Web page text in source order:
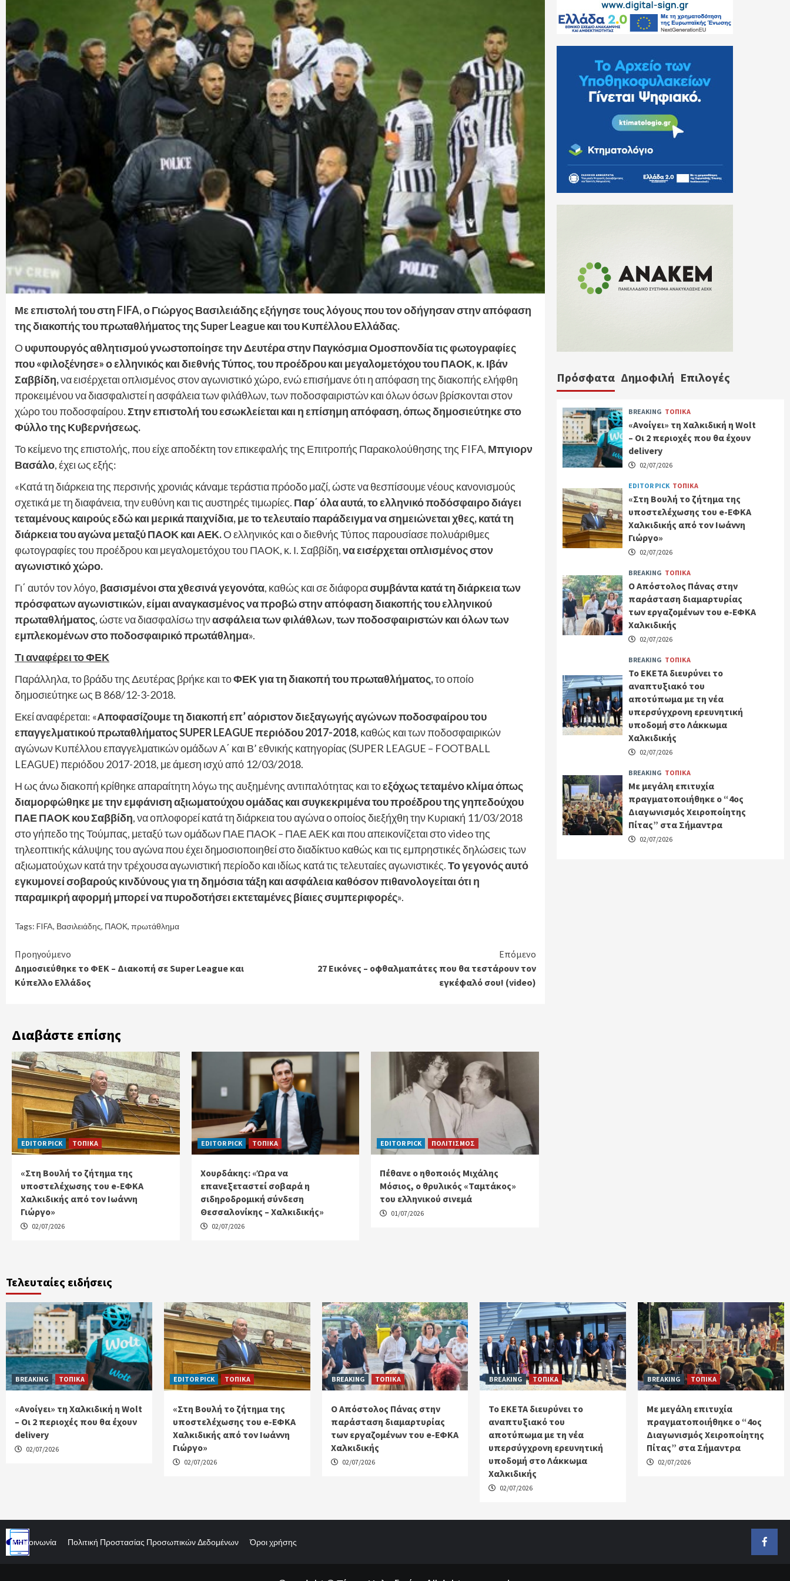
Με επιστολή του στη FIFA, ο Γιώργος Βασιλειάδης εξήγησε τους λόγους που τον οδήγησαν στην απόφαση
της διακοπής του πρωταθλήματος της Super League και του Κυπέλλου Ελλάδας.
Ο υφυπουργός αθλητισμού γνωστοποίησε την Δευτέρα στην Παγκόσμια Ομοσπονδία τις φωτογραφίες
που «φιλοξένησε» ο ελληνικός και διεθνής Τύπος, του προέδρου και μεγαλομετόχου του ΠΑΟΚ, κ. Ιβάν
Σαββίδη,να εισέρχεται οπλισμένος στον αγωνιστικό χώρο, ενώ επισήμανε ότι η απόφαση της διακοπής ελήφθη
προκειμένου να διασφαλιστεί η ασφάλεια των φιλάθλων, των ποδοσφαιριστών και όλων όσων βρίσκονται στον
χώρο του ποδοσφαίρου.Στην επιστολή του εσωκλείεται και η επίσημη απόφαση, όπως δημοσιεύτηκε στο
Φύλλο της Κυβερνήσεως.
Το κείμενο της επιστολής, που είχε αποδέκτη τον επικεφαλής της Επιτροπής Παρακολούθησης της FIFA, Μπγιορν
Βασάλο, έχει ως εξής:
«Κατά τη διάρκεια της περσινής χρονιάς κάναμε τεράστια πρόοδο μαζί, ώστε να θεσπίσουμε νέους κανονισμούς
σχετικά με τη διαφάνεια, την ευθύνη και τις αυστηρές τιμωρίες. Παρ΄ όλα αυτά, το ελληνικό ποδόσφαιρο διάγει
τεταμένους καιρούς εδώ και μερικά παιχνίδια, με το τελευταίο παράδειγμα να σημειώνεται χθες, κατά τη
διάρκεια του αγώνα μεταξύ ΠΑΟΚ και ΑΕΚ.Ο ελληνικός και ο διεθνής Τύπος παρουσίασε πολυάριθμες
φωτογραφίες του προέδρου και μεγαλομετόχου του ΠΑΟΚ, κ. Ι. Σαββίδη,να εισέρχεται οπλισμένος στον
αγωνιστικό χώρο.
Γι΄ αυτόν τον λόγο, βασισμένοι στα χθεσινά γεγονότα, καθώς και σε διάφορασυμβάντα κατά τη διάρκεια των
πρόσφατων αγωνιστικών, είμαι αναγκασμένος να προβώ στην απόφαση διακοπής του ελληνικού
πρωταθλήματος, ώστε να διασφαλίσω τηνασφάλεια των φιλάθλων, των ποδοσφαιριστών και όλων των
εμπλεκομένων στο ποδοσφαιρικό πρωτάθλημα».
Τι αναφέρει το ΦΕΚ
Παράλληλα, το βράδυ της Δευτέρας βρήκε και τοΦΕΚ για τη διακοπή του πρωταθλήματος,το οποίο
δημοσιεύτηκε ως Β 868/12-3-2018.
Εκεί αναφέρεται: «Αποφασίζουμε τη διακοπή επ’ αόριστον διεξαγωγής αγώνων ποδοσφαίρου του
επαγγελματικού πρωταθλήματος SUPER LEAGUE περιόδου 2017-2018,καθώς και των ποδοσφαιρικών
αγώνων Κυπέλλου επαγγελματικών ομάδων Α΄ και Β’ εθνικής κατηγορίας (SUPER LEAGUE – FOOTBALL
LEAGUE) περιόδου 2017-2018, με άμεση ισχύ από 12/03/2018.
Η ως άνω διακοπή κρίθηκε απαραίτητη λόγω της αυξημένης αντιπαλότητας και τοεξόχως τεταμένο κλίμα όπως
διαμορφώθηκε με την εμφάνιση αξιωματούχου ομάδας και συγκεκριμένα του προέδρου της γηπεδούχου
ΠΑΕ ΠΑΟΚ κου Σαββίδη, να οπλοφορεί κατά τη διάρκεια του αγώνα ο οποίος διεξήχθη την Κυριακή 11/03/2018
στο γήπεδο της Τούμπας, μεταξύ των ομάδων ΠΑΕ ΠΑΟΚ – ΠΑΕ ΑΕΚ και που απεικονίζεται στο video της
τηλεοπτικής κάλυψης του αγώνα που έχει δημοσιοποιηθεί στο διαδίκτυο καθώς και τις εμπρηστικές δηλώσεις των
αξιωματούχων κατά την τρέχουσα αγωνιστική περίοδο και ιδίως κατά τις τελευταίες αγωνιστικές.Το γεγονός αυτό
εγκυμονεί σοβαρούς κινδύνους για τη δημόσια τάξη και ασφάλεια καθόσον πιθανολογείται ότι η
παραμικρή αφορμή μπορεί να πυροδοτήσει εκτεταμένες βίαιες συμπεριφορές».
Tags: FIFA, Βασιλειάδης, ΠΑΟΚ, πρωτάθλημα
Continue
Reading
Προηγούμενο
Δημοσιεύθηκε το ΦΕΚ – Διακοπή σε Super League και
Κύπελλο Ελλάδος
Επόμενο
27 Εικόνες – οφθαλμαπάτες που θα τεστάρουν τον
εγκέφαλό σου! (video)
Διαβάστε επίσης
EDITOR PICK ΤΟΠΙΚΑ
«Στη Βουλή το ζήτημα της
υποστελέχωσης του e-ΕΦΚΑ
Χαλκιδικής από τον Ιωάννη
Γιώργο»
02/07/2026
EDITOR PICK ΤΟΠΙΚΑ
Χουρδάκης: «Ώρα να
επανεξεταστεί σοβαρά η
σιδηροδρομική σύνδεση
Θεσσαλονίκης – Χαλκιδικής»
02/07/2026
EDITOR PICK ΠΟΛΙΤΙΣΜΟΣ
Πέθανε ο ηθοποιός Μιχάλης
Μόσιος, ο θρυλικός «Ταμτάκος»
του ελληνικού σινεμά
01/07/2026
Πρόσφατα Δημοφιλή Επιλογές
BREAKING ΤΟΠΙΚΑ
«Ανοίγει» τη Χαλκιδική η Wolt
– Οι 2 περιοχές που θα έχουν
delivery
02/07/2026
EDITOR PICK ΤΟΠΙΚΑ
«Στη Βουλή το ζήτημα της
υποστελέχωσης του e-ΕΦΚΑ
Χαλκιδικής από τον Ιωάννη
Γιώργο»
02/07/2026
BREAKING ΤΟΠΙΚΑ
Ο Απόστολος Πάνας στην
παράσταση διαμαρτυρίας
των εργαζομένων του e-ΕΦΚΑ
Χαλκιδικής
02/07/2026
BREAKING ΤΟΠΙΚΑ
Το ΕΚΕΤΑ διευρύνει το
αναπτυξιακό του
αποτύπωμα με τη νέα
υπερσύγχρονη ερευνητική
υποδομή στο Λάκκωμα
Χαλκιδικής
02/07/2026
BREAKING ΤΟΠΙΚΑ
Με μεγάλη επιτυχία
πραγματοποιήθηκε ο “4ος
Διαγωνισμός Χειροποίητης
Πίτας” στα Σήμαντρα
02/07/2026
Τελευταίες ειδήσεις
BREAKING ΤΟΠΙΚΑ
«Ανοίγει» τη Χαλκιδική η Wolt
– Οι 2 περιοχές που θα έχουν
delivery
02/07/2026
EDITOR PICK ΤΟΠΙΚΑ
«Στη Βουλή το ζήτημα της
υποστελέχωσης του e-ΕΦΚΑ
Χαλκιδικής από τον Ιωάννη
Γιώργο»
02/07/2026
BREAKING ΤΟΠΙΚΑ
Ο Απόστολος Πάνας στην
παράσταση διαμαρτυρίας
των εργαζομένων του e-ΕΦΚΑ
Χαλκιδικής
02/07/2026
BREAKING ΤΟΠΙΚΑ
Το ΕΚΕΤΑ διευρύνει το
αναπτυξιακό του
αποτύπωμα με τη νέα
υπερσύγχρονη ερευνητική
υποδομή στο Λάκκωμα
Χαλκιδικής
02/07/2026
BREAKING ΤΟΠΙΚΑ
Με μεγάλη επιτυχία
πραγματοποιήθηκε ο “4ος
Διαγωνισμός Χειροποίητης
Πίτας” στα Σήμαντρα
02/07/2026
Επικοινωνία Πολιτική Προστασίας Προσωπικών Δεδομένων Όροι χρήσης